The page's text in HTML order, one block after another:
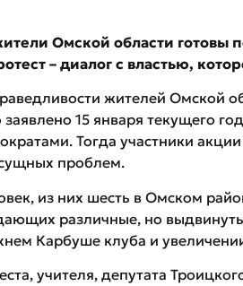
Омской области готовы
– диалог с властью,
жителей Омской
15 января текущего
Тогда участники
проблем.
из них шесть в Омском
различные, но
Карбуше клуба и
учителя, депутата